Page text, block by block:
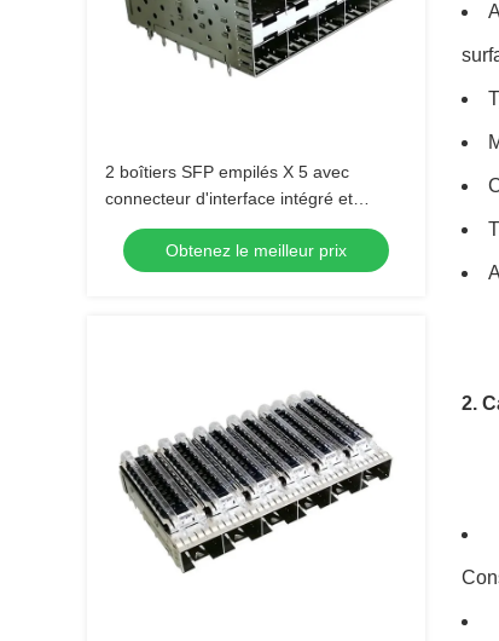
2 boîtiers SFP empilés X 5 avec
connecteur d'interface intégré et
ressort de contact EMI
Obtenez le meilleur prix
2.